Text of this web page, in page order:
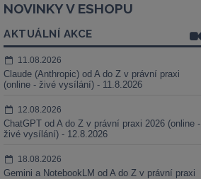
NOVINKY V ESHOPU
AKTUÁLNÍ AKCE
11.08.2026
Claude (Anthropic) od A do Z v právní praxi
(online - živé vysílání) - 11.8.2026
12.08.2026
ChatGPT od A do Z v právní praxi 2026 (online -
živé vysílání) - 12.8.2026
18.08.2026
Gemini a NotebookLM od A do Z v právní praxi